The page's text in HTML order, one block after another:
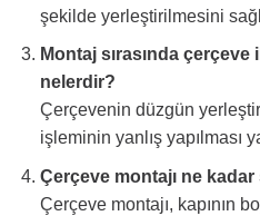
şekilde yerleştirilmesini
Montaj sırasında
nelerdir?
Çerçevenin düzgün
işleminin yanlış yapılması
Çerçeve montajı ne
Çerçeve montajı, kapının